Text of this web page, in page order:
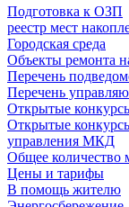
Подготовка к ОЗП
реестр мест
Городская среда
Объекты ремонта
Перечень
Перечень
Открытые
Открытые
управления МКД
Общее количество
Цены и тарифы
В помощь жителю